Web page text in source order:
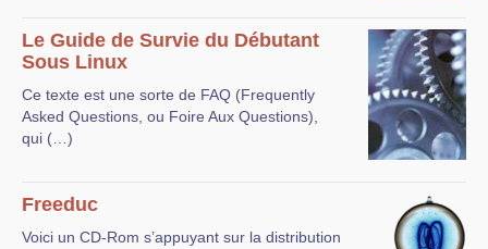
Le Guide de Survie du Débutant
Sous Linux
Ce texte est une sorte de FAQ (Frequently
Asked Questions, ou Foire Aux Questions),
qui (…)
Freeduc
Voici un CD-Rom s’appuyant sur la distribution